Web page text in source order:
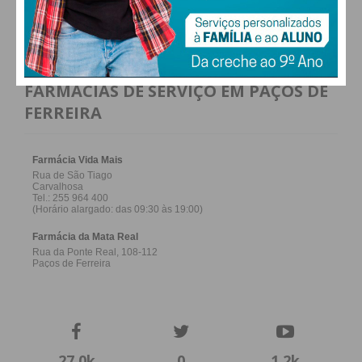
Conservas Vasco da Gama):
Contest 2026 (powered by Salsa
Jeans)e apresentações de jovens
talentos emergentes.
Encerramento do dia: Desfile da
marca luso-britânica
3 e 4 de julho (Sexta-feira e Sábado) |
Porto
Local:M-ODU: Matadouro, Outro
Destino Urbano.
consagrados, marcas emergentes e
projetos do
Portugal Fashion
FARMACIAS DE SERVIÇO EM PAÇOS DE
FERREIRA